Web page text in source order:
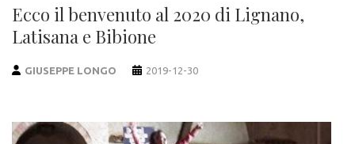
Ecco il benvenuto al 2020 di Lignano,
Latisana e Bibione
GIUSEPPE LONGO 2019-12-30